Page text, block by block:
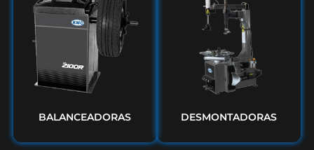
BALANCEADORAS DESMONTADORAS